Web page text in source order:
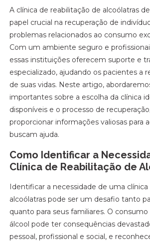
A clínica de reabilitação de alcoólatras
papel crucial na recuperação de
problemas relacionados ao consumo
Com um ambiente seguro e
essas instituições oferecem suporte e
especializado, ajudando os pacientes a
de suas vidas. Neste artigo,
importantes sobre a escolha da clínica
disponíveis e o processo de
proporcionar informações valiosas para
buscam ajuda.
Como Identificar a
Clínica de Reabilitação de
Identificar a necessidade de uma
alcoólatras pode ser um desafio tanto
quanto para seus familiares. O consumo
álcool pode ter consequências
pessoal, profissional e social, e